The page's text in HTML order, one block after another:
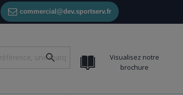
commercial@dev.sportserv.fr
Visualisez notre
brochure